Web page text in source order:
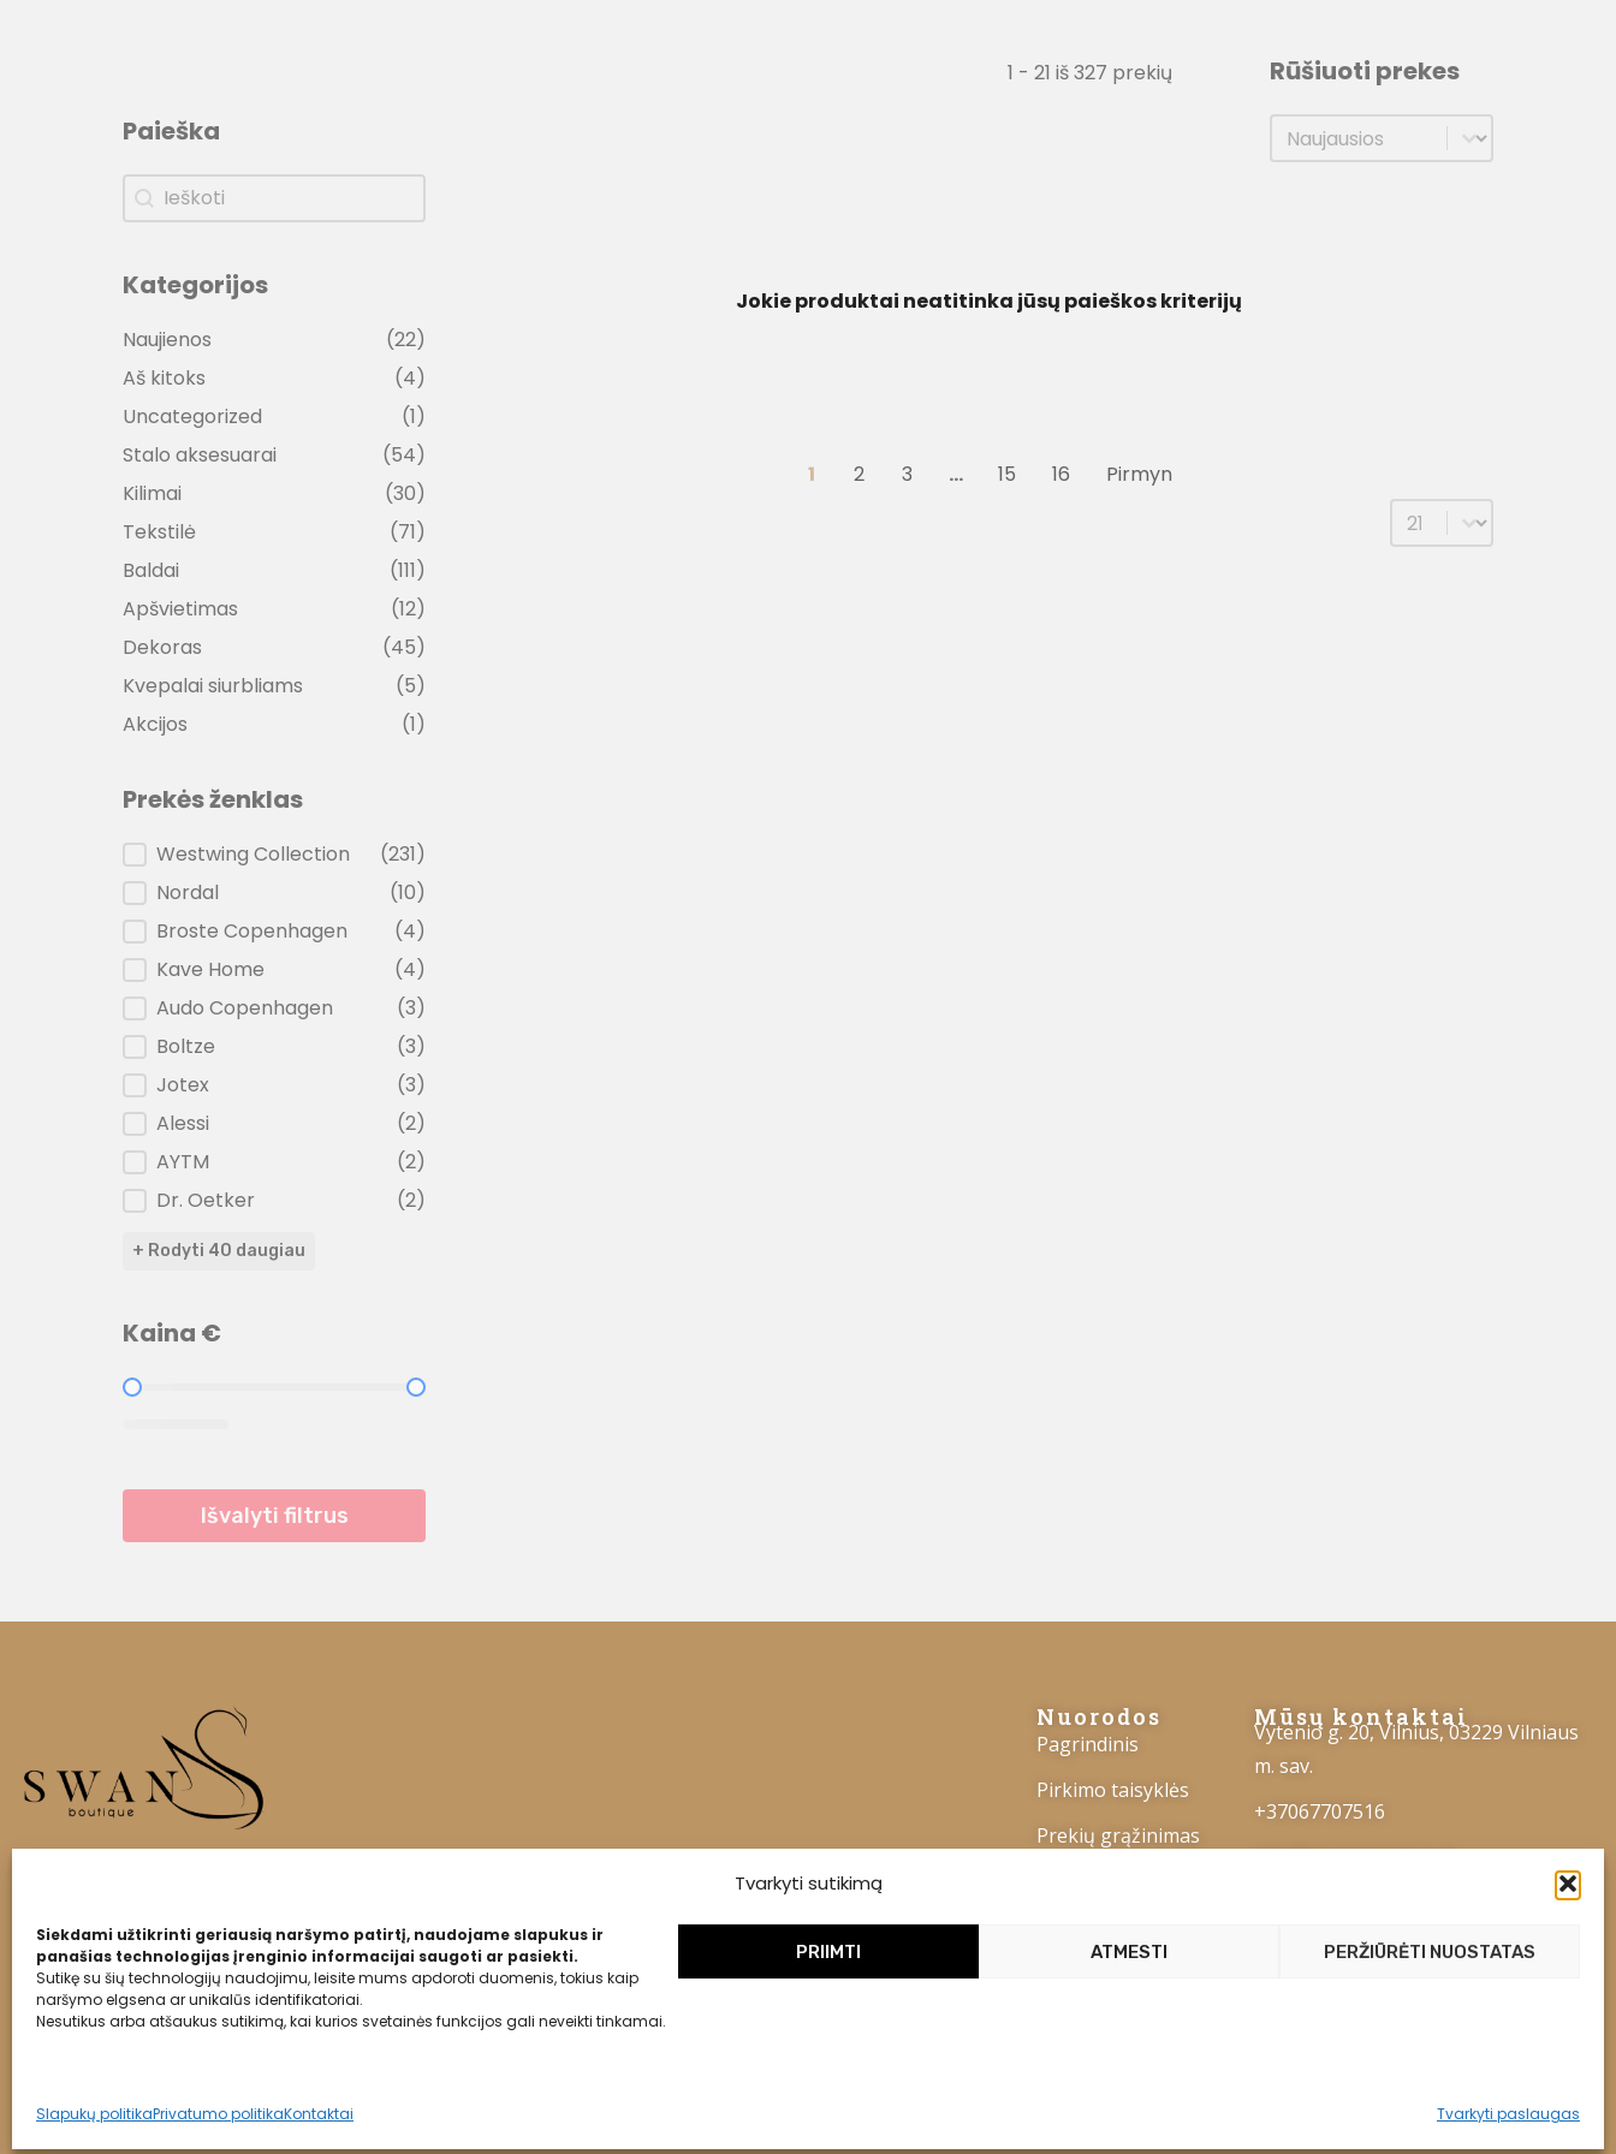
Tvarkyti sutikimą
Siekdami užtikrinti geriausią naršymo patirtį, naudojame slapukus ir
panašias technologijas įrenginio informacijai saugoti ar pasiekti.
Sutikę su šių technologijų naudojimu, leisite mums apdoroti duomenis, tokius kaip
naršymo elgsena ar unikalūs identifikatoriai.
Nesutikus arba atšaukus sutikimą, kai kurios svetainės funkcijos gali neveikti tinkamai.
Tvarkyti paslaugas
PRIIMTI ATMESTI PERŽIŪRĖTI NUOSTATAS
Slapukų politikaPrivatumo politikaKontaktai
Paieška
Paieška
Paieška
Kategorijos
Kategorijos
Naujienos
(22)
Aš kitoks
(4)
Uncategorized
(1)
Stalo aksesuarai
(54)
Kilimai
(30)
Tekstilė
(71)
Baldai
(111)
Apšvietimas
(12)
Dekoras
(45)
Kvepalai siurbliams
(5)
Akcijos
(1)
Prekės ženklas
Prekės ženklas
Westwing Collection
(231)
Nordal
(10)
Broste Copenhagen
(4)
Kave Home
(4)
Audo Copenhagen
(3)
Boltze
(3)
Jotex
(3)
Alessi
(2)
AYTM
(2)
Dr. Oetker
(2)
+ Rodyti 40 daugiau
Kaina €
Kaina €
Išvalyti filtrus
1 - 21 iš 327 prekių
Rūšiuoti prekes
Rūšiuoti prekes
Rūšiuoti prekes
Jokie produktai neatitinka jūsų paieškos kriterijų
1 2 3 … 15 16
Pirmyn
Select number per
Nuorodos
Pagrindinis
Pirkimo taisyklės
Prekių grąžinimas
Mūsų kontaktai
Vytenio g. 20, Vilnius, 03229 Vilniaus
m. sav.
+37067707516
info@stocksolutions.lt
Št – 9:00–15:00
2024 Swanboutique.lt